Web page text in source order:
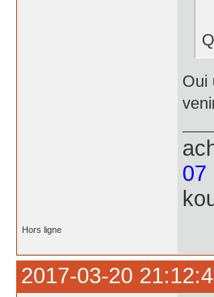
Oui
07
Hors ligne
2017-03-20